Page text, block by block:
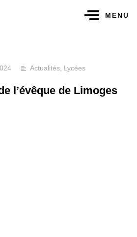
MENU
Actualités Lycées
l’évêque de Limoges